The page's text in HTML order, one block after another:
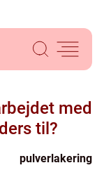
med
til?
pulverlakering